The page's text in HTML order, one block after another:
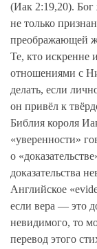
(Иак 2:19,20). Бог
не только
преображающей
Те, кто искренне
отношениями с
делать, если
он привёл к
Библия короля
«уверенности»
о
доказательства
Английское
если вера — это
невидимого, то
перевод этого